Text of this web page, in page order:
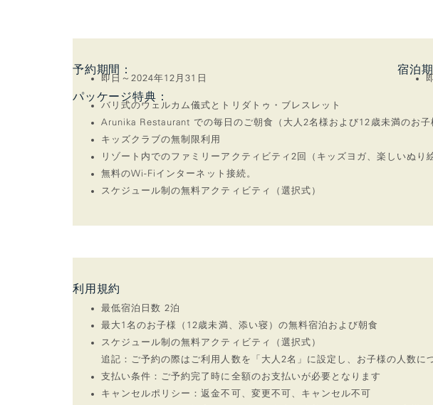
予約期間：
即日～2024年12月31日
宿泊期
パッケージ特典：
バリ式のウェルカム儀式とトリダトゥ・ブレスレット
Arunika Restaurant での毎日のご朝食（大人2名様および12歳未満のお子
キッズクラブの無制限利用
リゾート内でのファミリーアクティビティ2回（キッズヨガ、楽しいぬり
無料のWi-Fiインターネット接続。
スケジュール制の無料アクティビティ（選択式）
利用規約
最低宿泊日数 2泊
最大1名のお子様（12歳未満、添い寝）の無料宿泊および朝食
スケジュール制の無料アクティビティ（選択式）
追記：ご予約の際はご利用人数を「大人2名」に設定し、お子様の人数に
支払い条件：ご予約完了時に全額のお支払いが必要となります
キャンセルポリシー：返金不可、変更不可、キャンセル不可